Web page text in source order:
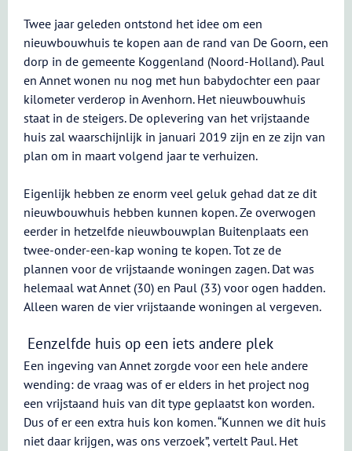
Twee jaar geleden ontstond het idee om een
nieuwbouwhuis te kopen aan de rand van De Goorn, een
dorp in de gemeente Koggenland (Noord-Holland). Paul
en Annet wonen nu nog met hun babydochter een paar
kilometer verderop in Avenhorn. Het nieuwbouwhuis
staat in de steigers. De oplevering van het vrijstaande
huis zal waarschijnlijk in januari 2019 zijn en ze zijn van
plan om in maart volgend jaar te verhuizen.
Eigenlijk hebben ze enorm veel geluk gehad dat ze dit
nieuwbouwhuis hebben kunnen kopen. Ze overwogen
eerder in hetzelfde nieuwbouwplan Buitenplaats een
twee-onder-een-kap woning te kopen. Tot ze de
plannen voor de vrijstaande woningen zagen. Dat was
helemaal wat Annet (30) en Paul (33) voor ogen hadden.
Alleen waren de vier vrijstaande woningen al vergeven.
Eenzelfde huis op een iets andere plek
Een ingeving van Annet zorgde voor een hele andere
wending: de vraag was of er elders in het project nog
een vrijstaand huis van dit type geplaatst kon worden.
Dus of er een extra huis kon komen. “Kunnen we dit huis
niet daar krijgen, was ons verzoek”, vertelt Paul. Het